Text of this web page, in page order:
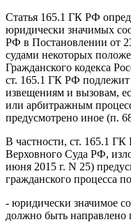
Статья 165.1 ГК РФ
юридически значимых
РФ в Постановлении от
судами некоторых
Гражданского кодекса
ст. 165.1 ГК РФ
извещениям и вызовам,
или арбитражным
предусмотрено иное (п.
В частности, ст. 165.1
Верховного Суда РФ,
июня 2015 г. N 25)
гражданского процесса
- юридически значимое
должно быть направлено